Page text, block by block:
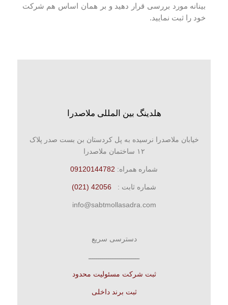
بینانه مورد بررسی قرار دهید و بر همان اساس هم شرکت
خود را ثبت نمایید.
هلدینگ بین المللی ملاصدرا
خیابان ملاصدرا نرسیده به پل کردستان بن بست صدر پلاک
۱۲ ساختمان ملاصدرا
شماره همراه: 09120144782
شماره ثابت : 42056 (021)
info@sabtmollasadra.com
دسترسی سریع
ـــــــــــــــــــــــــ
ثبت شرکت مسئولیت محدود
ثبت برند داخلی